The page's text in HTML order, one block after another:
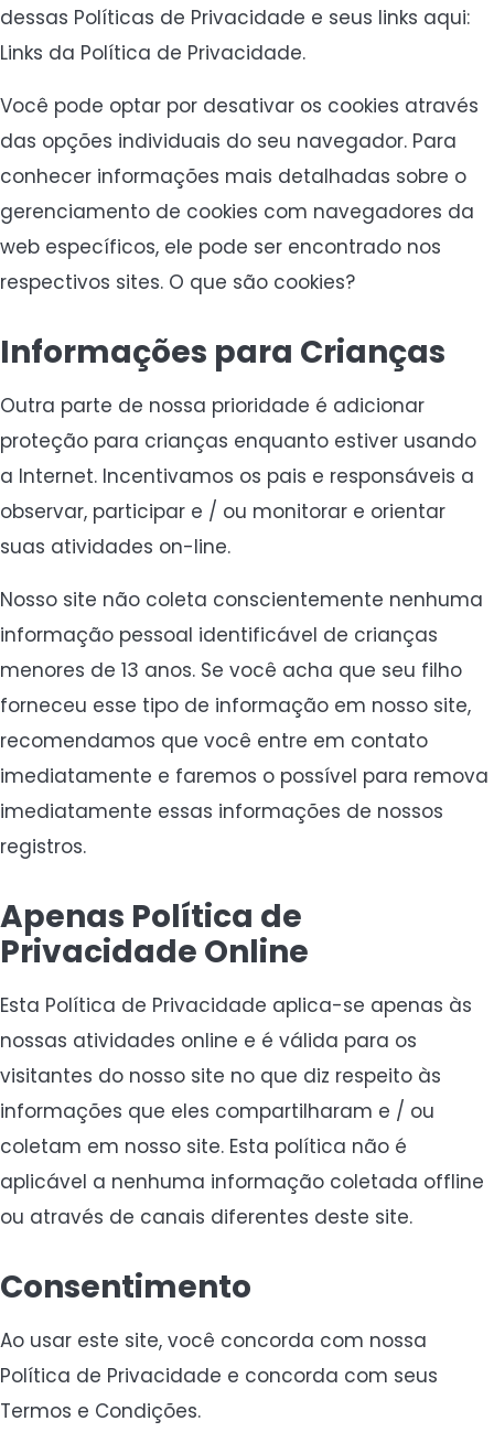
dessas Políticas de Privacidade e seus links aqui:
Links da Política de Privacidade.
Você pode optar por desativar os cookies através
das opções individuais do seu navegador. Para
conhecer informações mais detalhadas sobre o
gerenciamento de cookies com navegadores da
web específicos, ele pode ser encontrado nos
respectivos sites. O que são cookies?
Informações para Crianças
Outra parte de nossa prioridade é adicionar
proteção para crianças enquanto estiver usando
a Internet. Incentivamos os pais e responsáveis ​​a
observar, participar e / ou monitorar e orientar
suas atividades on-line.
Nosso site não coleta conscientemente nenhuma
informação pessoal identificável de crianças
menores de 13 anos. Se você acha que seu filho
forneceu esse tipo de informação em nosso site,
recomendamos que você entre em contato
imediatamente e faremos o possível para remova
imediatamente essas informações de nossos
registros.
Apenas Política de
Privacidade Online
Esta Política de Privacidade aplica-se apenas às
nossas atividades online e é válida para os
visitantes do nosso site no que diz respeito às
informações que eles compartilharam e / ou
coletam em nosso site. Esta política não é
aplicável a nenhuma informação coletada offline
ou através de canais diferentes deste site.
Consentimento
Ao usar este site, você concorda com nossa
Política de Privacidade e concorda com seus
Termos e Condições.